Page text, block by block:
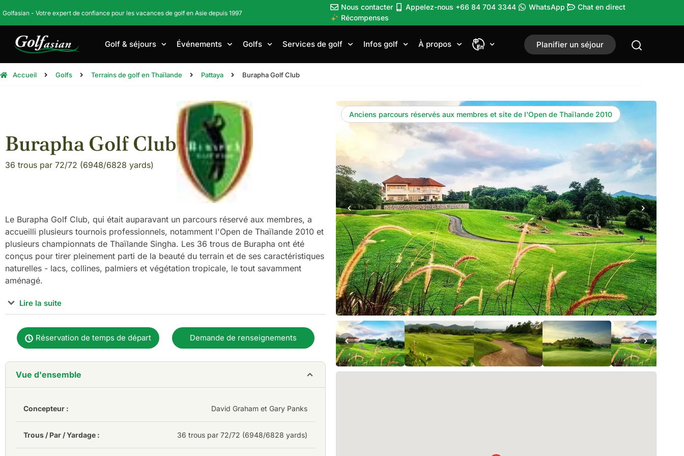
Golfasian - Votre expert de confiance pour les vacances de golf en Asie depuis 1997
Nous contacter Appelez-nous +66 84 704 3344 WhatsApp
Chat en direct
Récompenses
Golf & séjours Événements Golfs Services de golf Infos golf À propos Planifier un séjour
Accueil Golfs Terrains de golf en Thaïlande Pattaya Burapha Golf Club
Burapha Golf Club
36 trous par 72/72 (6948/6828 yards)
Le Burapha Golf Club, qui était auparavant un parcours réservé aux membres, a
accueilli plusieurs tournois professionnels, notamment l'Open de Thaïlande 2010 et
plusieurs championnats de Thaïlande Singha. Les 36 trous de Burapha ont été
conçus pour tirer pleinement parti de la beauté du terrain et de ses caractéristiques
naturelles - lacs, collines, palmiers et végétation tropicale, le tout savamment
aménagé.
Lire la suite
aménagé sur un terrain vallonné. Le parcours Est (AB) présente de larges allées et
est parfait pour les golfeurs débutants. Le parcours Ouest (CD) est un défi pour les
trous sont bien placés.
Les tee-box surélevés offrent une vue imprenable sur les trous situés en contrebas.
qualité pour mettre en valeur les greens de tailles variées. Les quatre parcours de
Burapha offrent une sortie de golf pittoresque et éprouvante dans un cadre
agréable et légèrement arboré.
Réservation de temps de départ Demande de renseignements
Vue d'ensemble
Concepteur : David Graham et Gary Panks
Trous / Par / Yardage : 36 trous par 72/72 (6948/6828 yards)
Anciens parcours réservés aux membres et site de l'Open de Thaïlande 2010